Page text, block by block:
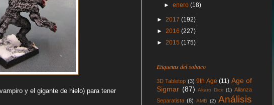
y el gigante de hielo) para tener
►enero(18)
► 2017 (192)
► 2016 (227)
► 2015 (175)
Etiquetas del sobaco
3D Tabletop (3) 9th Age (11) Age of
Sigmar (87) Akaro Dice (1) Alianza
Separatista (8) AMB (2) Análisis